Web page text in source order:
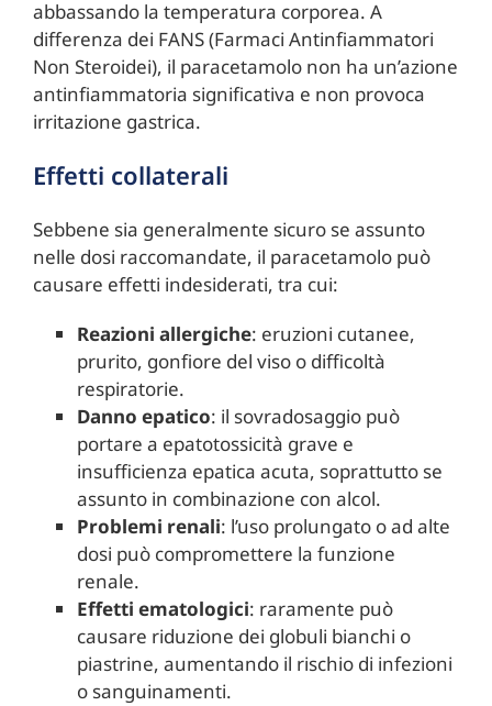
abbassando la temperatura corporea. A
differenza dei FANS (Farmaci Antinfiammatori
Non Steroidei), il paracetamolo non ha un’azione
antinfiammatoria significativa e non provoca
irritazione gastrica.
Effetti collaterali
Sebbene sia generalmente sicuro se assunto
nelle dosi raccomandate, il paracetamolo può
causare effetti indesiderati, tra cui:
Reazioni allergiche: eruzioni cutanee,
prurito, gonfiore del viso o difficoltà
respiratorie.
Danno epatico: il sovradosaggio può
portare a epatotossicità grave e
insufficienza epatica acuta, soprattutto se
assunto in combinazione con alcol.
Problemi renali: l’uso prolungato o ad alte
dosi può compromettere la funzione
renale.
Effetti ematologici: raramente può
causare riduzione dei globuli bianchi o
piastrine, aumentando il rischio di infezioni
o sanguinamenti.